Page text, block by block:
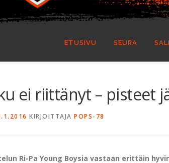
ETUSIVU SEURA
ei riittänyt – pisteet
KIRJOITTAJA POPS-78
Ri-Pa Young Boysia vastaan erittäin